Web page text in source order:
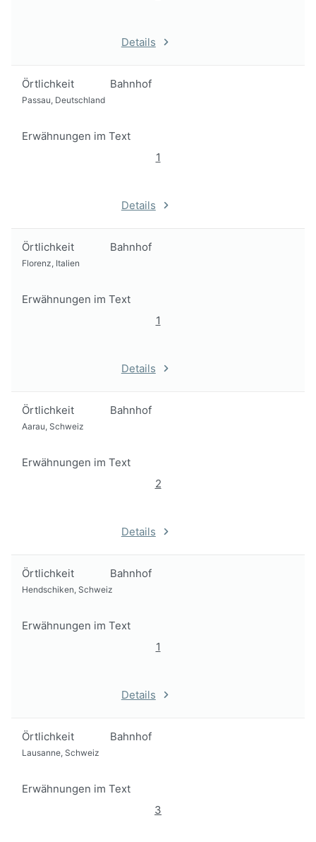
Details
Örtlichkeit Bahnhof
Passau, Deutschland
Erwähnungen im Text
1
Details
Örtlichkeit Bahnhof
Florenz, Italien
Erwähnungen im Text
1
Details
Örtlichkeit Bahnhof
Aarau, Schweiz
Erwähnungen im Text
2
Details
Örtlichkeit Bahnhof
Hendschiken, Schweiz
Erwähnungen im Text
1
Details
Örtlichkeit Bahnhof
Lausanne, Schweiz
Erwähnungen im Text
3